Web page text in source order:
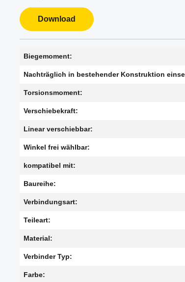
Download
Biegemoment:
Nachträglich in bestehender Konstruktion
Torsionsmoment:
Verschiebekraft:
Linear verschiebbar:
Winkel frei wählbar:
kompatibel mit:
Baureihe:
Verbindungsart:
Teileart:
Material:
Verbinder Typ:
Farbe: